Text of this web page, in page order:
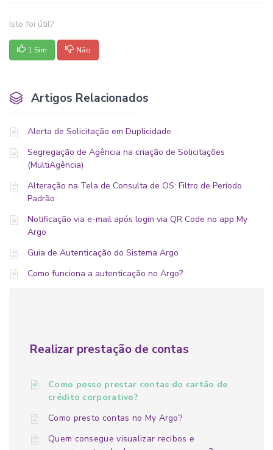
Isto foi útil?
1 Sim Não
Artigos Relacionados
Alerta de Solicitação em Duplicidade
Segregação de Agência na criação de Solicitações
(MultiAgência)
Alteração na Tela de Consulta de OS: Filtro de Período
Padrão
Notificação via e-mail após login via QR Code no app My
Argo
Guia de Autenticação do Sistema Argo
Como funciona a autenticação no Argo?
Realizar prestação de contas
Como posso prestar contas do cartão de
crédito corporativo?
Como presto contas no My Argo?
Quem consegue visualizar recibos e